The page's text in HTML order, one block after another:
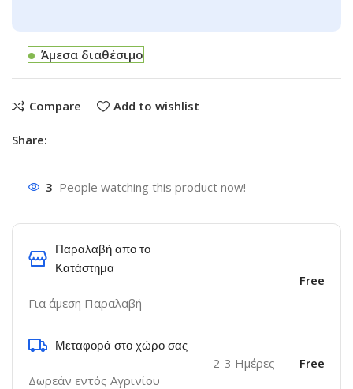
Άμεσα διαθέσιμο
Compare Add to wishlist
Share:
3 People watching this product now!
Παραλαβή απο το
Κατάστημα
Για άμεση Παραλαβή
Free
Μεταφορά στο χώρο σας
Δωρεάν εντός Αγρινίου
2-3 Ημέρες Free